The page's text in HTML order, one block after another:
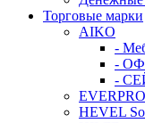
Торговые марки
AIKO
-
-
-
HEVEL